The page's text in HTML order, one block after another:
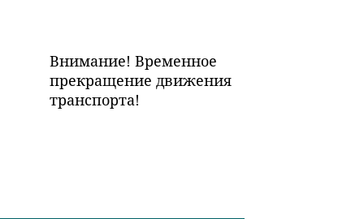
Внимание! Временное
прекращение движения
транспорта!